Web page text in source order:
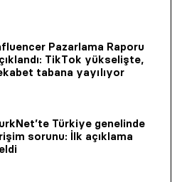
Pazarlama Raporu
TikTok yükselişte,
tabana yayılıyor
Türkiye genelinde
sorunu: İlk açıklama